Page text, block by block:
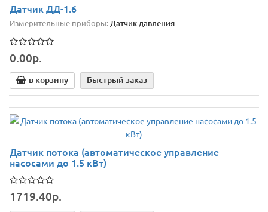
Датчик ДД-1.6
Измерительные приборы:Датчик давления
0.00р.
в корзину Быстрый заказ
Датчик потока (автоматическое управление
насосами до 1.5 кВт)
1719.40р.